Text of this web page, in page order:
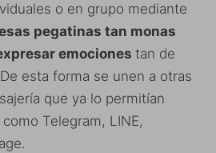
o en grupo mediante
pegatinas tan monas
emociones tan de
esta forma se unen a otras
que ya lo permitían
Telegram, LINE,